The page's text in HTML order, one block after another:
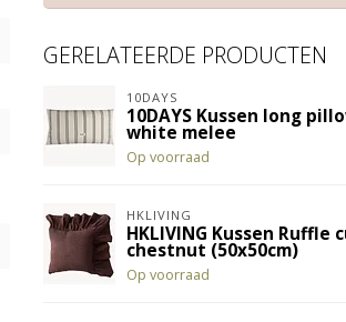
GERELATEERDE PRODUCTEN
10DAYS
10DAYS Kussen long
white melee
Op voorraad
HKLIVING
HKLIVING Kussen Ruffle
chestnut (50x50cm)
Op voorraad